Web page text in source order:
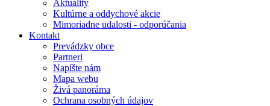
Aktuality
Kultúrne a oddychové akcie
Mimoriadne udalosti - odporúčania
Kontakt
Prevádzky obce
Partneri
Napíšte nám
Mapa webu
Živá panoráma
Ochrana osobných údajov